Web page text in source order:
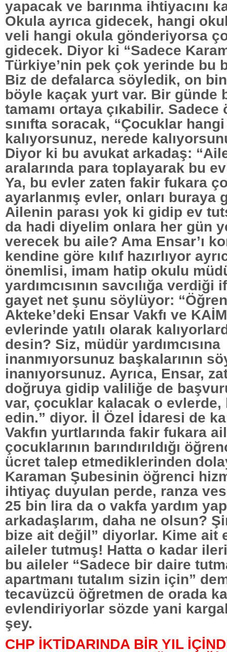
yapacak ve barınma ihtiyacını
Okula ayrıca gidecek, hangi
veli hangi okula gönderiyorsa
gidecek. Diyor ki “Sadece
Türkiye’nin pek çok yerinde bu
Biz de defalarca söyledik, on
böyle kaçak yurt var. Bir günde
tamamı ortaya çıkabilir. Sadece
sınıfta soracak, “Çocuklar
kalıyorsunuz, nerede
Diyor ki bu avukat arkadaş:
aralarında para toplayarak bu
Ya, bu evler zaten fakir fukara
ayarlanmış evler, onları buraya
Ailenin parası yok ki gidip ev
da hadi diyelim onlara her gün
verecek bu aile? Ama Ensar’ı
kendine göre kılıf hazırlıyor
önemlisi, imam hatip okulu
yardımcısının savcılığa verdiği
gayet net şunu söylüyor:
Akteke’deki Ensar Vakfı ve
evlerinde yatılı olarak
desin? Siz, müdür yardımcısına
inanmıyorsunuz başkalarının
inanıyorsunuz. Ayrıca, Ensar,
doğruya gidip valiliğe de
var, çocuklar kalacak o evlerde,
edin.” diyor. İl Özel İdaresi de
Vakfın yurtlarında fakir fukara
çocuklarının barındırıldığı
ücret talep etmediklerinden
Karaman Şubesinin öğrenci
ihtiyaç duyulan perde, ranza
25 bin lira da o vakfa yardım
arkadaşlarım, daha ne olsun?
bize ait değil” diyorlar. Kime ait
aileler tutmuş! Hatta o kadar
bu aileler “Sadece bir daire
apartmanı tutalım sizin için”
tecavüzcü öğretmen de orada
evlendiriyorlar sözde yani
şey.
CHP İKTİDARINDA BİR YIL